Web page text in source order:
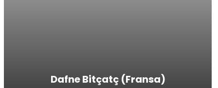
Dafne Bitçatç (Fransa)